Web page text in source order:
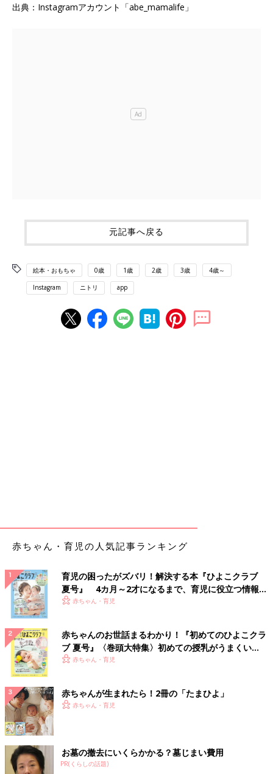
出典：Instagramアカウント「abe_mamalife」
元記事へ戻る
絵本・おもちゃ 0歳 1歳 2歳 3歳 4歳～
Instagram ニトリ app
赤ちゃん・育児の人気記事ランキング
育児の困ったがズバリ！解決する本『ひよこクラブ
夏号』 4カ月～2才になるまで、育児に役立つ情報が
いっぱい！
赤ちゃん・育児
赤ちゃんのお世話まるわかり！『初めてのひよこクラ
ブ 夏号』〈巻頭大特集〉初めての授乳がうまくい
く！ おっぱい・ミルクの基本と夏のトラブル 解決テ
赤ちゃん・育児
赤ちゃんが生まれたら！2冊の「たまひよ」
赤ちゃん・育児
お墓の撤去にいくらかかる？墓じまい費用
PR(くらしの話題)